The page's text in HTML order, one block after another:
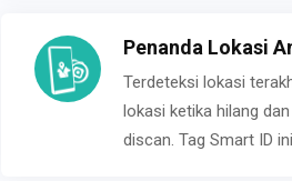
Penanda Lokasi
Terdeteksi lokasi
lokasi ketika hilang
discan. Tag Smart ID